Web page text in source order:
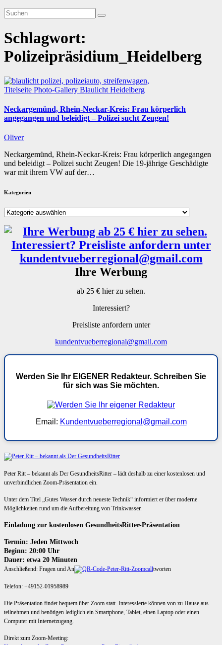
Schlagwort:
Polizeipräsidium_Heidelberg
Titelseite Photo-Gallery Blaulicht Heidelberg
Neckargemünd, Rhein-Neckar-Kreis: Frau körperlich
angegangen und beleidigt – Polizei sucht Zeugen!
Oliver
Neckargemünd, Rhein-Neckar-Kreis: Frau körperlich angegangen
und beleidigt – Polizei sucht Zeugen! Die 19-jährige Geschädigte
war mit ihrem VW auf der…
Kategorien
Kategorien
Ihre Werbung
ab 25 € hier zu sehen.
Interessiert?
Preisliste anfordern unter
kundentvueberregional@gmail.com
Werden Sie Ihr EIGENER Redakteur. Schreiben Sie
für sich was Sie möchten.
Email: Kundentvueberregional@gmail.com
Peter Ritt – bekannt als Der GesundheitsRitter – lädt deshalb zu einer kostenlosen und
unverbindlichen Zoom-Präsentation ein.
Unter dem Titel „Gutes Wasser durch neueste Technik“ informiert er über moderne
Möglichkeiten rund um die Aufbereitung von Trinkwasser.
Einladung zur kostenlosen GesundheitsRitter-Präsentation
Termin: Jeden Mittwoch
Beginn: 20:00 Uhr
Dauer: etwa 20 Minuten
Anschließend: Fragen und An tworten
Telefon: +49152-01958989
Die Präsentation findet bequem über Zoom statt. Interessierte können von zu Hause aus
teilnehmen und benötigen lediglich ein Smartphone, Tablet, einen Laptop oder einen
Computer mit Internetzugang.
Direkt zum Zoom-Meeting: